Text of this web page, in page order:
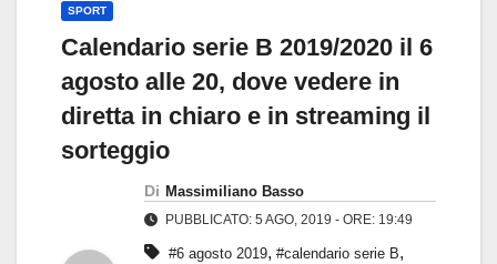
SPORT
Calendario serie B 2019/2020 il 6
agosto alle 20, dove vedere in
diretta in chiaro e in streaming il
sorteggio
Di Massimiliano Basso
PUBBLICATO: 5 AGO, 2019 - ORE: 19:49
#6 agosto 2019, #calendario serie B,